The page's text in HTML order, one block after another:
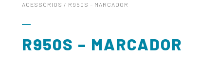
ACESSÓRIOS / R950S – MARCADOR
R950S – MARCADOR